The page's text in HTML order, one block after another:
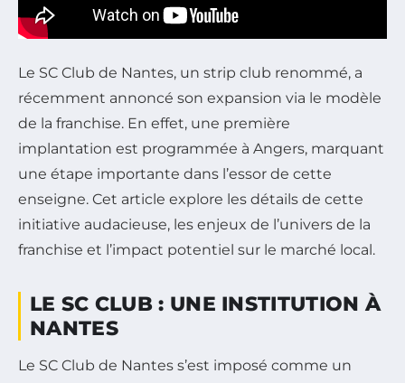
Le SC Club de Nantes, un strip club renommé, a
récemment annoncé son expansion via le modèle
de la franchise. En effet, une première
implantation est programmée à Angers, marquant
une étape importante dans l’essor de cette
enseigne. Cet article explore les détails de cette
initiative audacieuse, les enjeux de l’univers de la
franchise et l’impact potentiel sur le marché local.
LE SC CLUB : UNE INSTITUTION À
NANTES
Le SC Club de Nantes s’est imposé comme un